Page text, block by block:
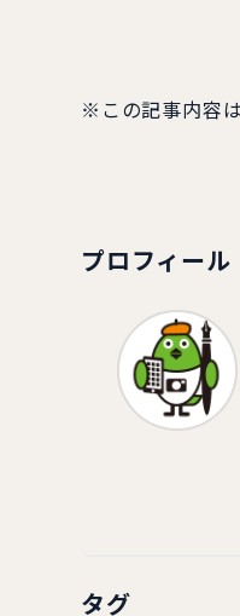
※この記事内容
プロフィール
タグ